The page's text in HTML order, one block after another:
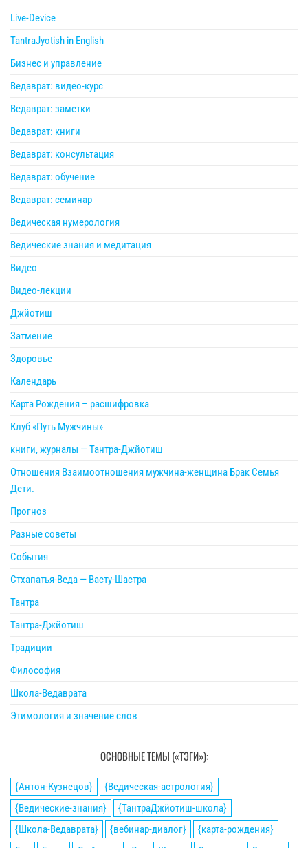
Live-Device
TantraJyotish in English
Бизнес и управление
Ведаврат: видео-курс
Ведаврат: заметки
Ведаврат: книги
Ведаврат: консультация
Ведаврат: обучение
Ведаврат: семинар
Ведическая нумерология
Ведические знания и медитация
Видео
Видео-лекции
Джйотиш
Затмение
Здоровье
Календарь
Карта Рождения – расшифровка
Клуб «Путь Мужчины»
книги, журналы — Тантра-Джйотиш
Отношения Взаимоотношения мужчина-женщина Брак Семья
Дети.
Прогноз
Разные советы
События
Стхапатья-Веда — Васту-Шастра
Тантра
Тантра-Джйотиш
Традиции
Философия
Школа-Ведаврата
Этимология и значение слов
ОСНОВНЫЕ ТЕМЫ («ТЭГИ»):
{Антон-Кузнецов}
{Ведическая-астрология}
{Ведические-знания}
{ТантраДжйотиш-школа}
{Школа-Ведаврата}
{вебинар-диалог}
{карта-рождения}